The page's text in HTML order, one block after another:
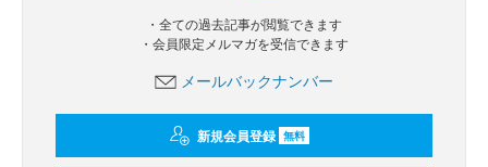
・全ての過去記事が閲覧できます
・会員限定メルマガを受信できます
メールバックナンバー
新規会員登録 無料